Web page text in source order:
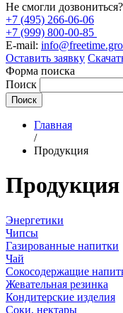
Не смогли дозвониться?
+7 (495) 266-06-06
+7 (999) 800-00-85
E-mail:
Оставить заявку
Форма поиска
Поиск
Главная
/
Продукция
Энергетики
Чипсы
Газированные напитки
Чай
Сокосодержащие
Жевательная резинка
Кондитерские изделия
Соки, нектары